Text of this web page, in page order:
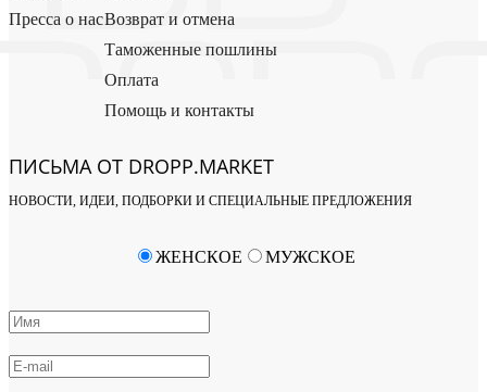
Пресса о насВозврат и отмена
Таможенные пошлины
Оплата
Помощь и контакты
ПИСЬМА ОТ DROPP.MARKET
НОВОСТИ, ИДЕИ, ПОДБОРКИ И СПЕЦИАЛЬНЫЕ ПРЕДЛОЖЕНИЯ
ЖЕНСКОЕ МУЖСКОЕ